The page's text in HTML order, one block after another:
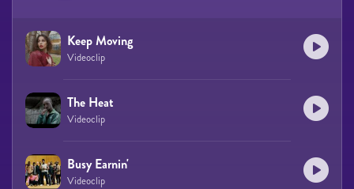
Keep Moving
Videoclip
The Heat
Videoclip
Busy Earnin'
Videoclip